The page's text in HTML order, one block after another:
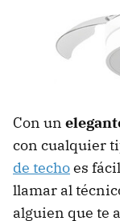
Con un
con cualquier
de techoes
llamar al
alguien que te